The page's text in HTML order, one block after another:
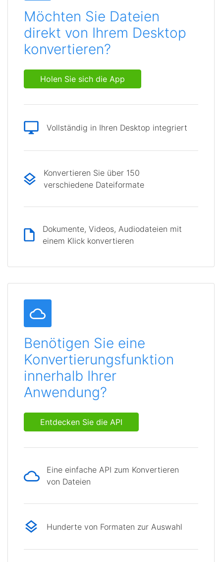
Möchten Sie Dateien
direkt von Ihrem Desktop
konvertieren?
Holen Sie sich die App
Vollständig in Ihren Desktop integriert
Konvertieren Sie über 150
verschiedene Dateiformate
Dokumente, Videos, Audiodateien mit
einem Klick konvertieren
Benötigen Sie eine
Konvertierungsfunktion
innerhalb Ihrer
Anwendung?
Entdecken Sie die API
Eine einfache API zum Konvertieren
von Dateien
Hunderte von Formaten zur Auswahl